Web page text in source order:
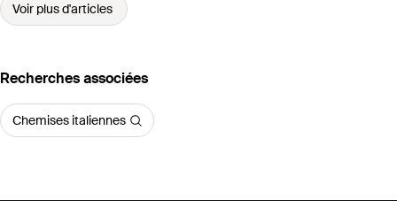
Voir plus d'articles
Recherches associées
Chemises italiennes